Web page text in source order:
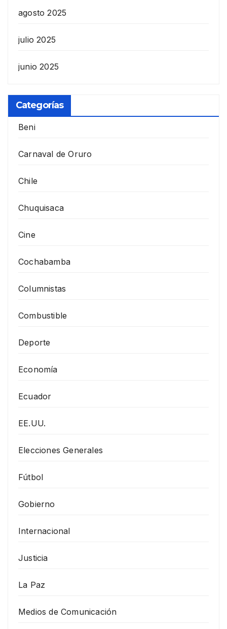
agosto 2025
julio 2025
junio 2025
Categorías
Beni
Carnaval de Oruro
Chile
Chuquisaca
Cine
Cochabamba
Columnistas
Combustible
Deporte
Economía
Ecuador
EE.UU.
Elecciones Generales
Fútbol
Gobierno
Internacional
Justicia
La Paz
Medios de Comunicación